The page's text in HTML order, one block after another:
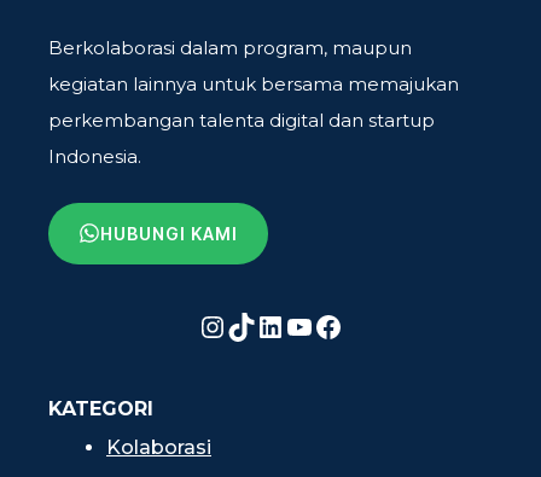
Berkolaborasi dalam program, maupun
kegiatan lainnya untuk bersama memajukan
perkembangan talenta digital dan startup
Indonesia.
HUBUNGI KAMI
Instagram
TikTok
LinkedIn
YouTube
Facebook
KATEGORI
Kolaborasi